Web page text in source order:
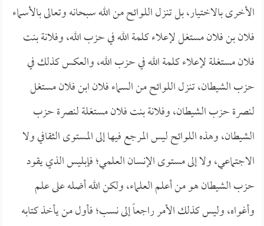
الأخرى بالاختيار، بل تنزل اللوائح من الله سبحانه وتعالى بالأسماء
فلان بن فلان مستغل لإعلاء كلمة الله في حزب الله، وفلانة بنت
فلان مستغلة لإعلاء كلمة الله في حزب الله، والعكس كذلك في
حزب الشيطان، تنزل اللوائح من السماء فلان ابن فلان مستغل
لنصرة حزب الشيطان، وفلانة بنت فلان مستغلة لنصرة حزب
الشيطان، وهذه اللوائح ليس المرجع فيها إلى المستوى الثقافي ولا
الاجتماعي، ولا إلى مستوى الإنسان العلمي؛ فإبليس الذي يقود
حزب الشيطان هو من أعلم العلماء، ولكن الله أضله على علم
وأغواه، وليس كذلك الأمر راجعاً إلى نسب؛ فأول من يأخذ كتابه